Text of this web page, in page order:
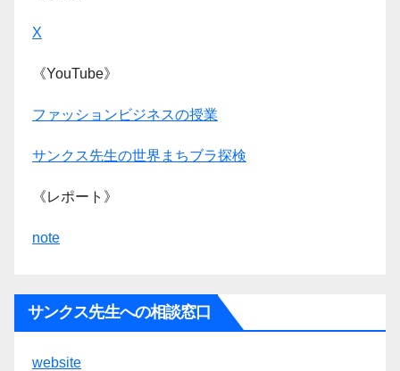
X
《YouTube》
ファッションビジネスの授業
サンクス先生の世界まちブラ探検
《レポート》
note
サンクス先生への相談窓口
website